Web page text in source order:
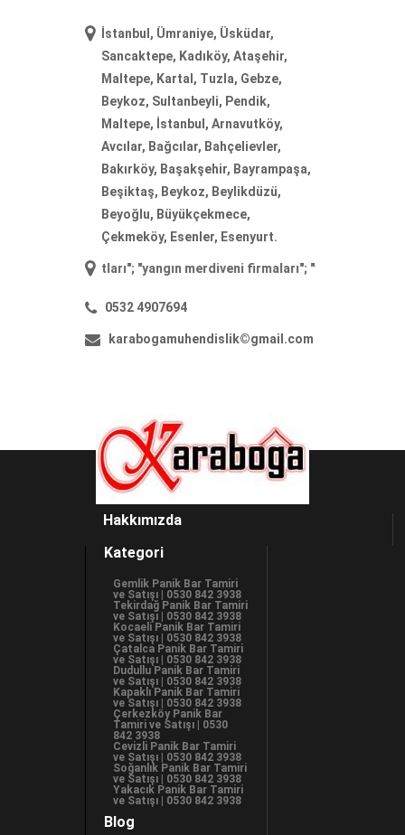
İstanbul, Ümraniye, Üsküdar,
Sancaktepe, Kadıköy, Ataşehir,
Maltepe, Kartal, Tuzla, Gebze,
Beykoz, Sultanbeyli, Pendik,
Maltepe, İstanbul, Arnavutköy,
Avcılar, Bağcılar, Bahçelievler,
Bakırköy, Başakşehir, Bayrampaşa,
Beşiktaş, Beykoz, Beylikdüzü,
Beyoğlu, Büyükçekmece,
Çekmeköy, Esenler, Esenyurt.
yangın merdiveni firmaları"; "yangın merdiveni imalatı
0532 4907694
karabogamuhendislik©gmail.com
Hakkımızda
Kategori
Gemlik Panik Bar Tamiri
ve Satışı | 0530 842 3938
Tekirdağ Panik Bar Tamiri
ve Satışı | 0530 842 3938
Kocaeli Panik Bar Tamiri
ve Satışı | 0530 842 3938
Çatalca Panik Bar Tamiri
ve Satışı | 0530 842 3938
Dudullu Panik Bar Tamiri
ve Satışı | 0530 842 3938
Kapaklı Panik Bar Tamiri
ve Satışı | 0530 842 3938
Çerkezköy Panik Bar
Tamiri ve Satışı | 0530
842 3938
Cevizli Panik Bar Tamiri
ve Satışı | 0530 842 3938
Soğanlık Panik Bar Tamiri
ve Satışı | 0530 842 3938
Yakacık Panik Bar Tamiri
ve Satışı | 0530 842 3938
Blog